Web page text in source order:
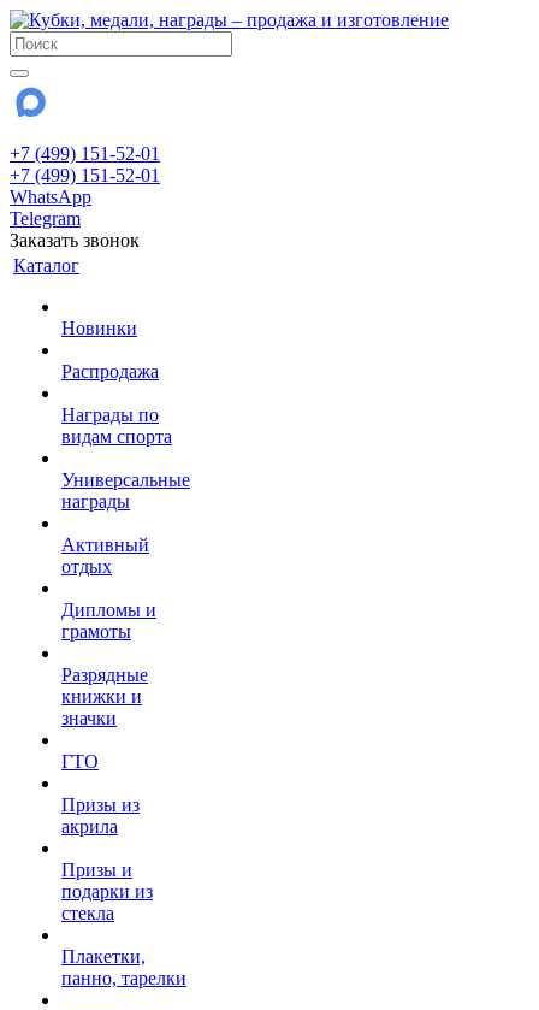
+7 (499) 151-52-01
+7 (499) 151-52-01
WhatsApp
Telegram
Заказать звонок
Каталог
Новинки
Распродажа
Награды по
видам спорта
Универсальные
награды
Активный
отдых
Дипломы и
грамоты
Разрядные
книжки и
значки
ГТО
Призы из
акрила
Призы и
подарки из
стекла
Плакетки,
панно, тарелки